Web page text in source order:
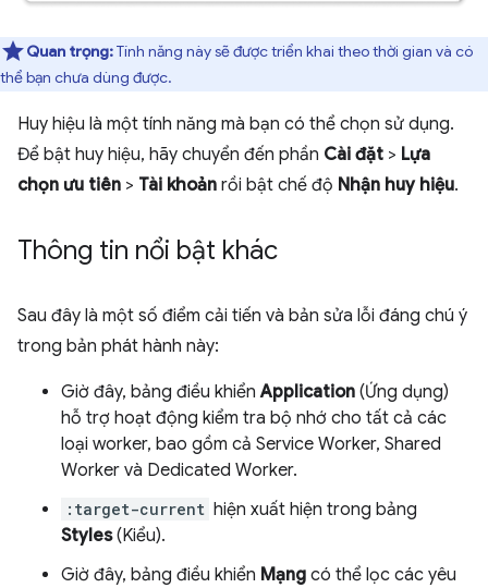
Quan trọng:Tính năng này sẽ được triển khai theo thời gian và có
thể bạn chưa dùng được.
Huy hiệu là một tính năng mà bạn có thể chọn sử dụng.
Để bật huy hiệu, hãy chuyển đến phần Cài đặt > Lựa
chọn ưu tiên > Tài khoản rồi bật chế độ Nhận huy hiệu.
Thông tin nổi bật khác
Sau đây là một số điểm cải tiến và bản sửa lỗi đáng chú ý
trong bản phát hành này:
Giờ đây, bảng điều khiểnApplication (Ứng dụng)
hỗ trợ hoạt động kiểm tra bộ nhớ cho tất cả các
loại worker, bao gồm cả Service Worker, Shared
Worker và Dedicated Worker.
:target-current hiện xuất hiện trong bảng
Styles(Kiểu).
Giờ đây, bảng điều khiển Mạng có thể lọc các yêu